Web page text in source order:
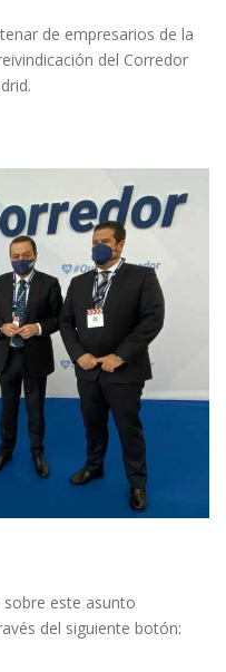
de empresarios de la
del Corredor
este asunto
del siguiente botón: